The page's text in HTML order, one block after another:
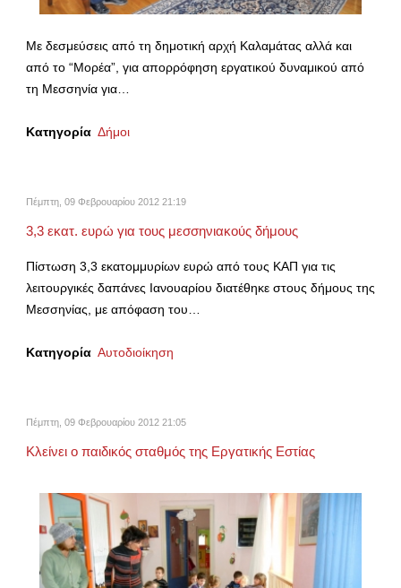
Με δεσμεύσεις από τη δημοτική αρχή Καλαμάτας αλλά και
από το “Μορέα”, για απορρόφηση εργατικού δυναμικού από
τη Μεσσηνία για…
Κατηγορία Δήμοι
Πέμπτη, 09 Φεβρουαρίου 2012 21:19
3,3 εκατ. ευρώ για τους μεσσηνιακούς δήμους
Πίστωση 3,3 εκατομμυρίων ευρώ από τους ΚΑΠ για τις
λειτουργικές δαπάνες Ιανουαρίου διατέθηκε στους δήμους της
Μεσσηνίας, με απόφαση του…
Κατηγορία Αυτοδιοίκηση
Πέμπτη, 09 Φεβρουαρίου 2012 21:05
Κλείνει ο παιδικός σταθμός της Εργατικής Εστίας